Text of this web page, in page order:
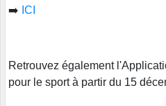
➡️ ICI
Retrouvez également
pour le sport à partir du 15